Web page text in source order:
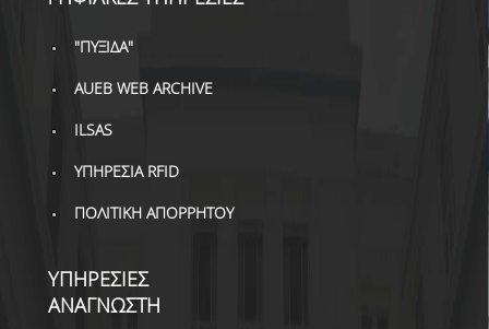
"ΠΥΞΙΔΑ"
AUEB WEB ARCHIVE
ILSAS
ΥΠΗΡΕΣΙΑ RFID
ΠΟΛΙΤΙΚΗ ΑΠΟΡΡΗΤΟΥ
ΥΠΗΡΕΣΙΕΣ
ΑΝΑΓΝΩΣΤΗ